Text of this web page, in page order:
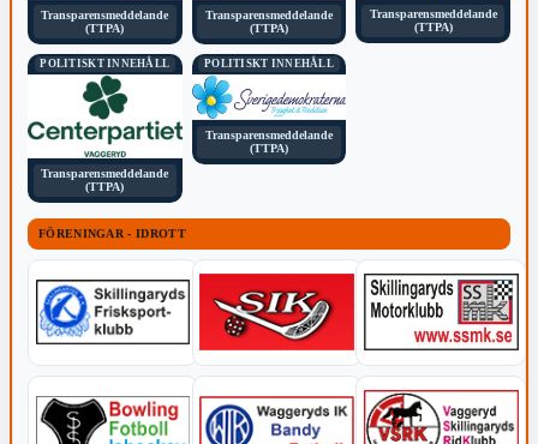
Transparensmeddelande
(TTPA)
Transparensmeddelande
(TTPA)
Transparensmeddelande
(TTPA)
POLITISKT INNEHÅLL
Transparensmeddelande
(TTPA)
POLITISKT INNEHÅLL
Transparensmeddelande
(TTPA)
FÖRENINGAR - IDROTT